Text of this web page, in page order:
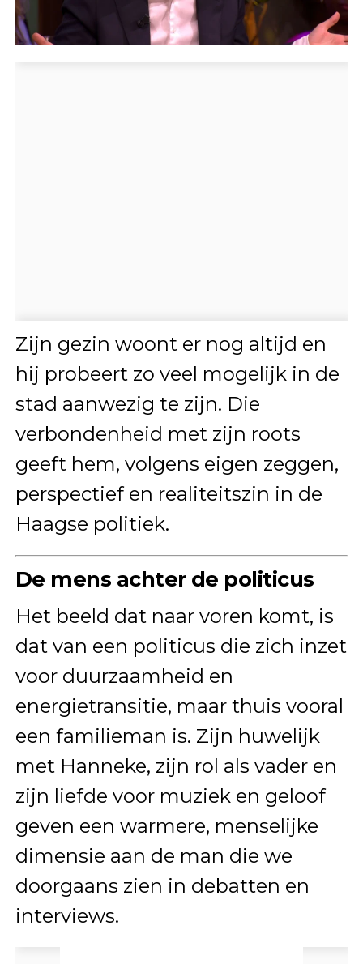
Zijn gezin woont er nog altijd en
hij probeert zo veel mogelijk in de
stad aanwezig te zijn. Die
verbondenheid met zijn roots
geeft hem, volgens eigen zeggen,
perspectief en realiteitszin in de
Haagse politiek.
De mens achter de politicus
Het beeld dat naar voren komt, is
dat van een politicus die zich inzet
voor duurzaamheid en
energietransitie, maar thuis vooral
een familieman is. Zijn huwelijk
met Hanneke, zijn rol als vader en
zijn liefde voor muziek en geloof
geven een warmere, menselijke
dimensie aan de man die we
doorgaans zien in debatten en
interviews.